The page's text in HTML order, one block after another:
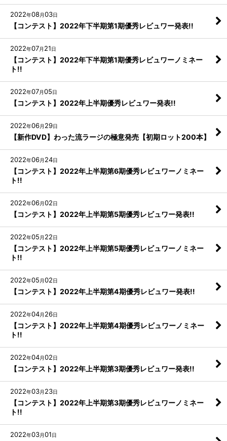
2022年08月03日
【コンテスト】2022年下半期第1期優秀レビュワー発表!!
2022年07月 21日
【コンテスト】2022年下半期第1期優秀レビュワーノミネー
ト!!
2022年07月05日
【コンテスト】2022年上半期優秀レビュワー発表!!
2022年06月 29日
【新作DVD】わった流ラージの極意発売【初期ロット200本】
2022年06月 24日
【コンテスト】2022年上半期第6期優秀レビュワーノミネー
ト!!
2022年06月02日
【コンテスト】2022年上半期第5期優秀レビュワー発表!!
2022年05 月 22日
【コンテスト】2022年上半期第5期優秀レビュワーノミネー
ト!!
2022年05 月02日
【コンテスト】2022年上半期第4期優秀レビュワー発表!!
2022年04月 26日
【コンテスト】2022年上半期第4期優秀レビュワーノミネー
ト!!
2022年04月02日
【コンテスト】2022年上半期第3期優秀レビュワー発表!!
2022年03月 23日
【コンテスト】2022年上半期第3期優秀レビュワーノミネー
ト!!
2022年03月01日